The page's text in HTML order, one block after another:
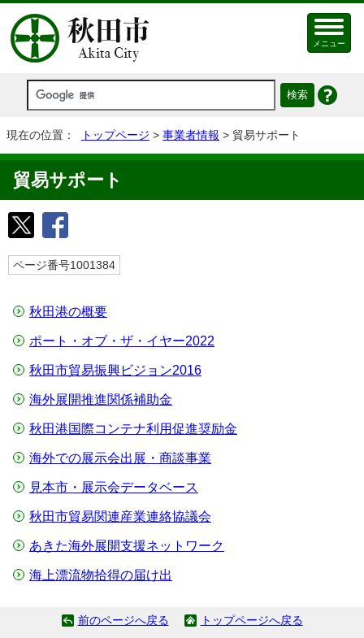
メニュー
現在の位置： トップページ > 事業者情報 > 貿易サポート
貿易サポート
ページ番号1001384
秋田港の概要
ポート・オブ・ザ・イヤー2022
秋田市貿易振興ビジョン2016
海外展開推進関係補助金
秋田港国際コンテナ利用促進奨励金
海外での展示会出展・商談事業
見本市・展示会データベース
秋田市貿易関連産業連絡協議会
あきた海外展開支援ネットワーク
海上漂流物拾得の届け出
前のページへ戻る トップページへ戻る